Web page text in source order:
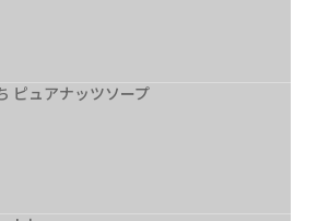
基
ピュアナッツソープ